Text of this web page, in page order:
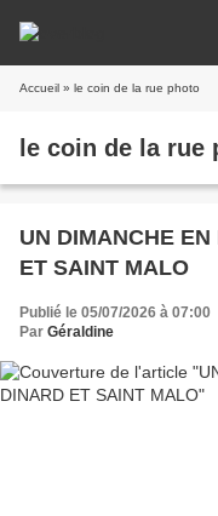
Accueil » le coin de la rue photo
le coin de la rue
UN DIMANCHE
ET SAINT MALO
Publié le 05/07/2026 à 07:00
Par Géraldine